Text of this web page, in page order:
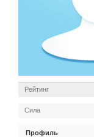
Рейтинг
Сила
Профиль